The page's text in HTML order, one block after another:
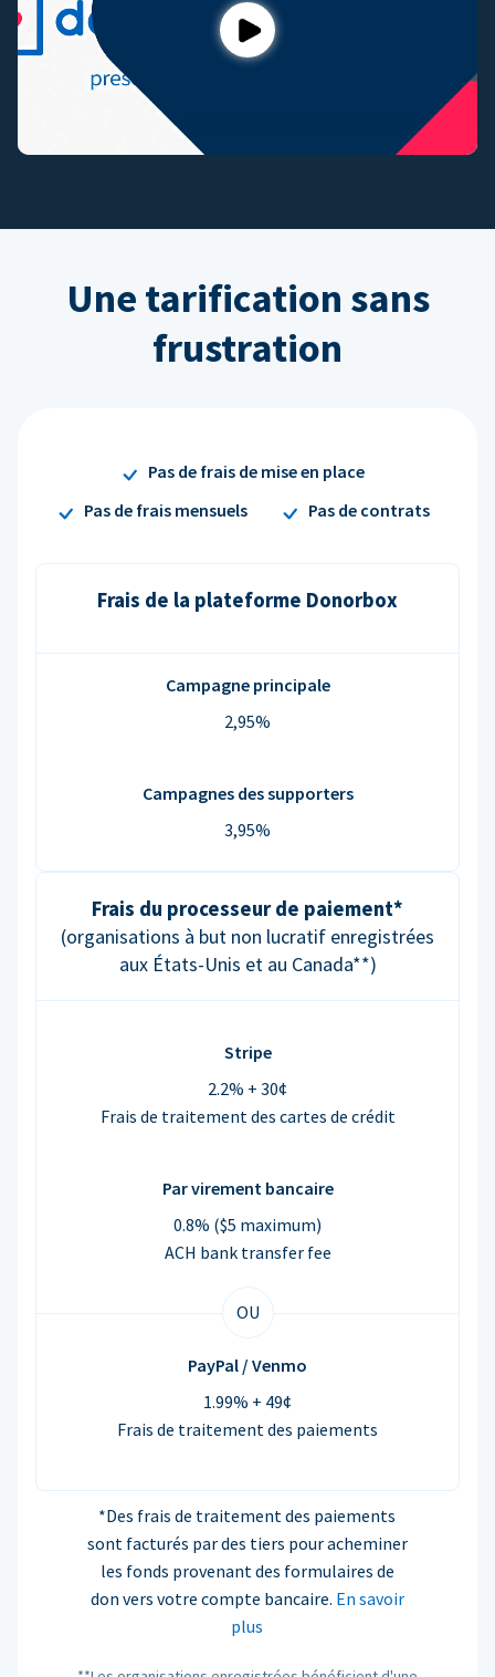
Play
Une tarification sans
frustration
Pas de frais de mise en place
Pas de frais mensuels
Pas de contrats
Frais de la plateforme Donorbox
Campagne principale
2,95%
Campagnes des supporters
3,95%
Frais du processeur de paiement*
(organisations à but non lucratif enregistrées
aux États-Unis et au Canada**)
Stripe
2.2% + 30¢
Frais de traitement des cartes de crédit
Par virement bancaire
0.8% ($5 maximum)
ACH bank transfer fee
OU
PayPal / Venmo
1.99% + 49¢
Frais de traitement des paiements
*Des frais de traitement des paiements
sont facturés par des tiers pour acheminer
les fonds provenant des formulaires de
don vers votre compte bancaire. En savoir
plus